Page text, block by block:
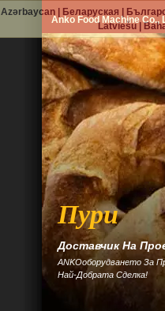
Anko Food Machine Co.,
Пури
Доставчик На
ANKOоборудването За
Най-Добрата Сделка!
Azərbaycan| Беларуская
Latviešu|